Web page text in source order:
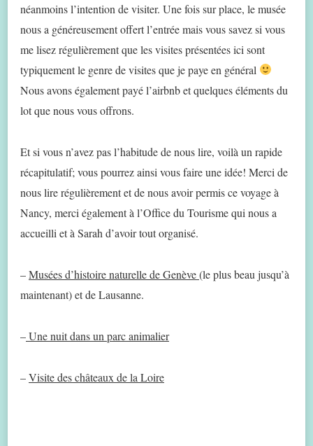
néanmoins l’intention de visiter. Une fois sur place, le musée
nous a généreusement offert l’entrée mais vous savez si vous
me lisez régulièrement que les visites présentées ici sont
typiquement le genre de visites que je paye en général
Nous avons également payé l’airbnb et quelques éléments du
lot que nous vous offrons.
Et si vous n’avez pas l’habitude de nous lire, voilà un rapide
récapitulatif; vous pourrez ainsi vous faire une idée! Merci de
nous lire régulièrement et de nous avoir permis ce voyage à
Nancy, merci également à l’Office du Tourisme qui nous a
accueilli et à Sarah d’avoir tout organisé.
–Musées d’histoire naturelle de Genève(le plus beau jusqu’à
maintenant) et de Lausanne.
–Une nuit dans un parc animalier
–Visite des châteaux de la Loire